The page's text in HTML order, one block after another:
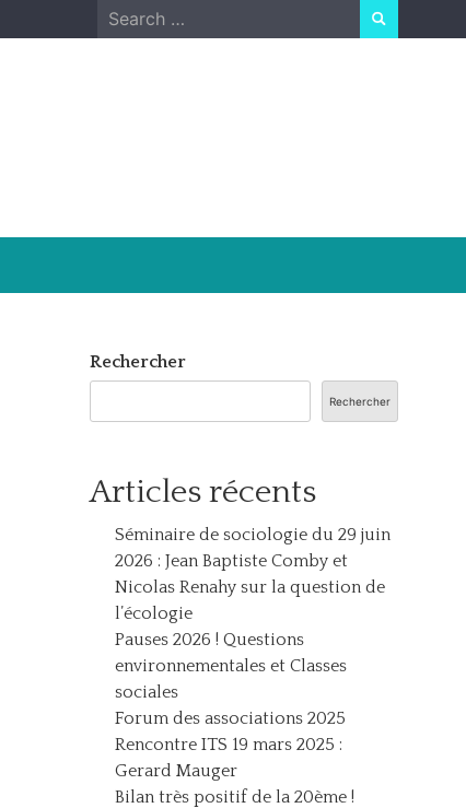
Search
for:
Rechercher
Rechercher
Articles récents
Séminaire de sociologie du 29 juin
2026 : Jean Baptiste Comby et
Nicolas Renahy sur la question de
l’écologie
Pauses 2026 ! Questions
environnementales et Classes
sociales
Forum des associations 2025
Rencontre ITS 19 mars 2025 :
Gerard Mauger
Bilan très positif de la 20ème !